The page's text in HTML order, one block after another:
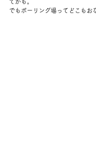
てかも。
でもボーリング場ってどこもお